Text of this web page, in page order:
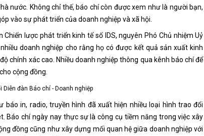
nước. Không chỉ thế, báo chí còn được xem như là người bạn,
vào sự phát triển của doanh nghiệp và xã hội.
lược phát triển kinh tế số IDS, nguyên Phó Chủ nhiệm Uỷ
doanh nghiệp cho rằng họ có được kết quả sản xuất kinh
chính xác cao. Nhiều doanh nghiệp thông qua kênh báo chí để
cộng đồng.
Diễn đàn Báo chí - Doanh nghiệp
in, radio, truyền hình đã xuất hiện nhiều loại hình trao đổi
Báo chí ngày nay thực sự là công cụ tiềm năng trong việc xây
đồng cũng như xây dựng mối quan hệ giữa doanh nghiệp với